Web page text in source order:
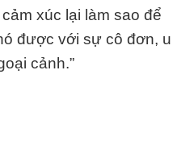
xúc lại làm sao để
được với sự cô đơn, u
cảnh.”